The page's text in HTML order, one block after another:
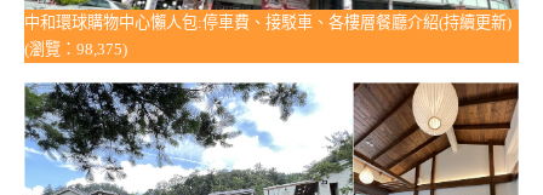
中和環球購物中心懶人包:停車費、接駁車、各樓層餐廳介紹(持續更新)
(瀏覽：98,375)